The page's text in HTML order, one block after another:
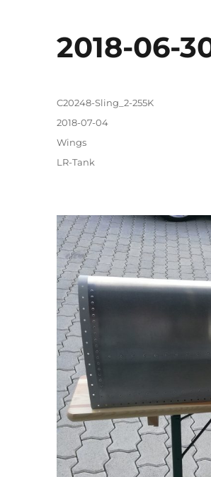
2018-06-
Autor
C20248-Sling_2-255K
Veröffentlicht
am
2018-07-04
Kategorien
Wings
Schlagwörter
LR-Tank